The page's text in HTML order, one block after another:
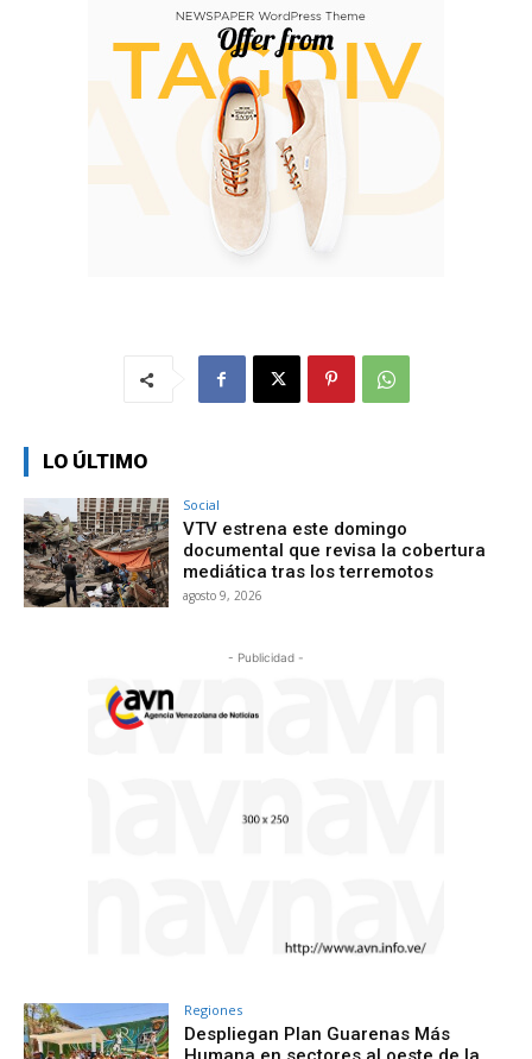
LO ÚLTIMO
Social
VTV estrena este domingo
documental que revisa la cobertura
mediática tras los terremotos
agosto 9, 2026
- Publicidad -
Regiones
Despliegan Plan Guarenas Más